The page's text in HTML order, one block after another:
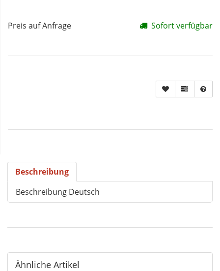
Preis auf Anfrage Sofort verfügbar
Beschreibung
Beschreibung Deutsch
Ähnliche Artikel